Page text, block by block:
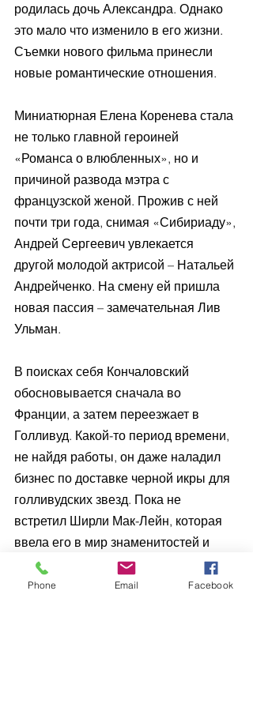
родилась дочь Александра. Однако
это мало что изменило в его жизни.
Съемки нового фильма принесли
новые романтические отношения.
Миниатюрная Елена Коренева стала
не только главной героиней
«Романса о влюбленных», но и
причиной развода мэтра с
французской женой. Прожив с ней
почти три года, снимая «Сибириаду»,
Андрей Сергеевич увлекается
другой молодой актрисой – Натальей
Андрейченко. На смену ей пришла
новая пассия – замечательная Лив
Ульман.
В поисках себя Кончаловский
обосновывается сначала во
Франции, а затем переезжает в
Голливуд. Какой-то период времени,
не найдя работы, он даже наладил
бизнес по доставке черной икры для
голливудских звезд. Пока не
встретил Ширли Мак-Лейн, которая
ввела его в мир знаменитостей и
показала мир. Однако первую свою
картину на «фабрике грез» режиссер
Phone Email Facebook